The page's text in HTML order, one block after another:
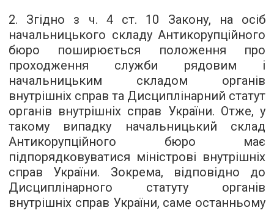
2. Згідно з ч. 4 ст. 10 Закону, на осіб
начальницького складу Антикорупційного
бюро поширюється положення про
проходження служби рядовим і
начальницьким складом органів
внутрішніх справ та Дисциплінарний статут
органів внутрішніх справ України. Отже, у
такому випадку начальницький склад
Антикорупційного бюро має
підпорядковуватися міністрові внутрішніх
справ України. Зокрема, відповідно до
Дисциплінарного статуту органів
внутрішніх справ України, саме останньому